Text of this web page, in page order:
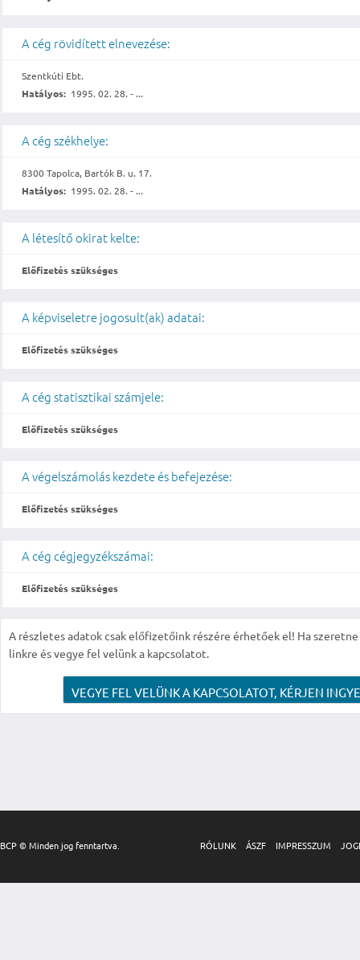
A cég rövidített elnevezése:
Szentkúti Ebt.
Hatályos: 1995. 02. 28. - ...
A cég székhelye:
8300 Tapolca, Bartók B. u. 17.
Hatályos: 1995. 02. 28. - ...
A létesítő okirat kelte:
Előfizetés szükséges
A képviseletre jogosult(ak) adatai:
Előfizetés szükséges
A cég statisztikai számjele:
Előfizetés szükséges
A végelszámolás kezdete és befejezése:
Előfizetés szükséges
A cég cégjegyzékszámai:
Előfizetés szükséges
A részletes adatok csak előfizetőink részére érhetőek el! Ha
linkre és vegye fel velünk a kapcsolatot.
VEGYE FEL VELÜNK A KAPCSOLATOT, KÉRJEN
BCP © Minden jog fenntartva. RÓLUNK ÁSZF IMPRESSZUM